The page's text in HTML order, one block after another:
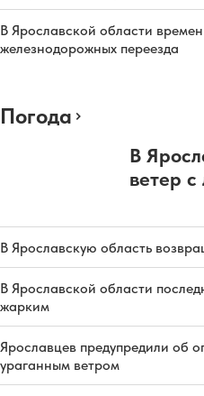
В Ярославской области
железнодорожных переезда
Погода
В
ветер
В Ярославскую область
В Ярославской области
жарким
Ярославцев предупредили об
ураганным ветром